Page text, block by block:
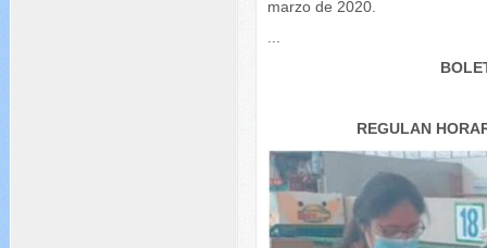
marzo de 2020.
...
REGULAN